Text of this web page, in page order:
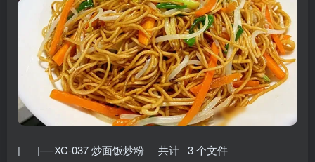
| |—-XC-037 炒面饭炒粉 共计 3 个文件